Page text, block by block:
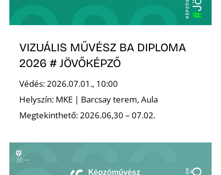
VIZUÁLIS MŰVÉSZ BA DIPLOMA
2026 # JÖVŐKÉPZŐ
Védés: 2026.07.01., 10:00
Helyszín: MKE | Barcsay terem, Aula
Megtekinthető: 2026.06,30 – 07.02.